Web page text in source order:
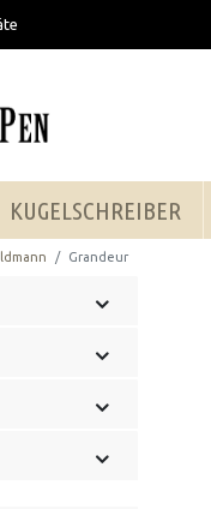
KUGELSCHREIBER
Grandeur